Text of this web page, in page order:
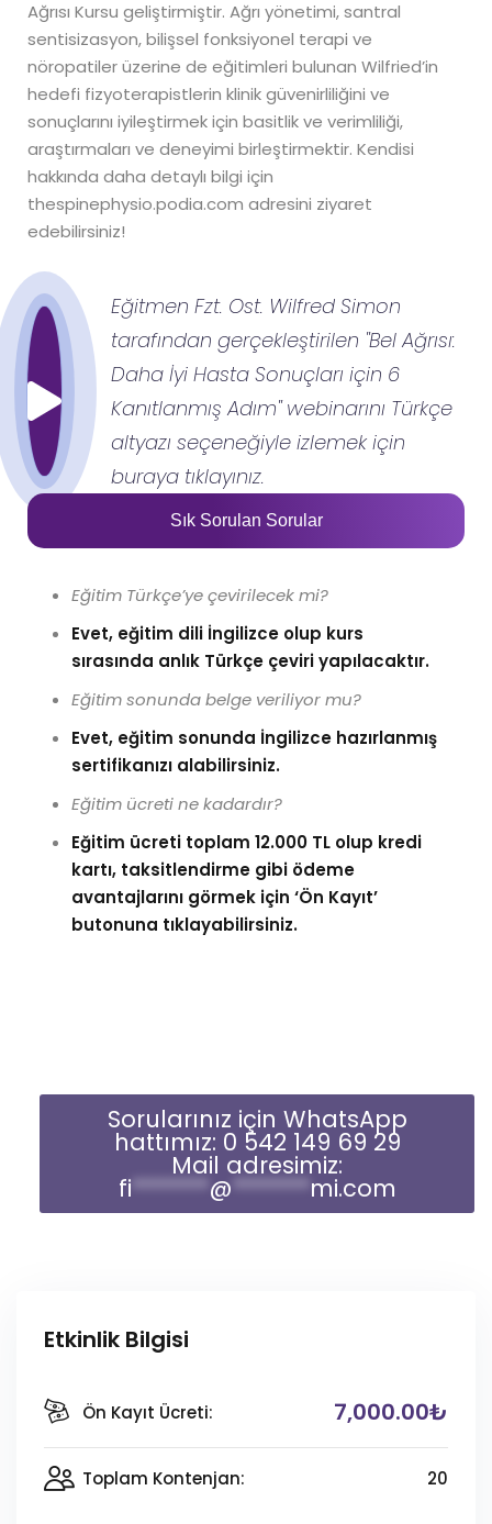
Ağrısı Kursu geliştirmiştir. Ağrı yönetimi, santral
sentisizasyon, bilişsel fonksiyonel terapi ve
nöropatiler üzerine de eğitimleri bulunan Wilfried’in
hedefi fizyoterapistlerin klinik güvenirliliğini ve
sonuçlarını iyileştirmek için basitlik ve verimliliği,
araştırmaları ve deneyimi birleştirmektir. Kendisi
hakkında daha detaylı bilgi için
thespinephysio.podia.com adresini ziyaret
edebilirsiniz!
Eğitmen Fzt. Ost. Wilfred Simon
tarafından gerçekleştirilen ''Bel Ağrısı:
Daha İyi Hasta Sonuçları için 6
Kanıtlanmış Adım'' webinarını Türkçe
altyazı seçeneğiyle izlemek için
buraya tıklayınız.
Sık Sorulan Sorular
Eğitim Türkçe’ye çevirilecek mi?
Evet, eğitim dili İngilizce olup kurs
sırasında anlık Türkçe çeviri yapılacaktır.
Eğitim sonunda belge veriliyor mu?
Evet, eğitim sonunda İngilizce hazırlanmış
sertifikanızı alabilirsiniz.
Eğitim ücreti ne kadardır?
Eğitim ücreti toplam 12.000 TL olup kredi
kartı, taksitlendirme gibi ödeme
avantajlarını görmek için ‘Ön Kayıt’
butonuna tıklayabilirsiniz.
Sorularınız için WhatsApp
hattımız: 0 542 149 69 29
Mail adresimiz:
fi*******@*******mi.com
Etkinlik Bilgisi
Ön Kayıt Ücreti: 7,000.00₺
Toplam Kontenjan: 20